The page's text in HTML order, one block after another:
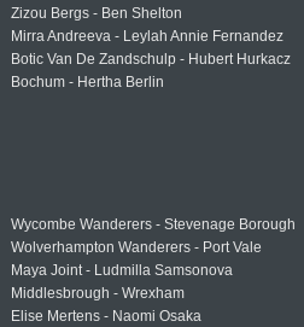
Zizou Bergs - Ben Shelton
Mirra Andreeva - Leylah Annie Fernandez
Botic Van De Zandschulp - Hubert Hurkacz
Bochum - Hertha Berlin
Wycombe Wanderers - Stevenage Borough
Wolverhampton Wanderers - Port Vale
Maya Joint - Ludmilla Samsonova
Middlesbrough - Wrexham
Elise Mertens - Naomi Osaka